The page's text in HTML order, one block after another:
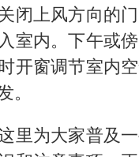
闭上风方向的
室内。下午或
开窗调节室内
里为大家普及